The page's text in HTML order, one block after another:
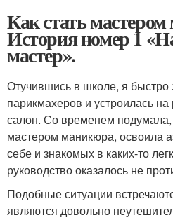
Как стать
История номер 1
мастер».
Отучившись в школе, я быстро
парикмахеров и устроилась
салон. Со временем подумала,
мастером маникюра, освоила
себе и знакомых в каких-то
руководство оказалось не
Подобные ситуации
являются довольно